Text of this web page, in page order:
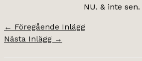
NU. & inte sen.
← Föregående Inlägg
Nästa Inlägg →